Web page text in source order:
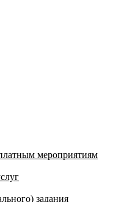
мероприятиям
задания